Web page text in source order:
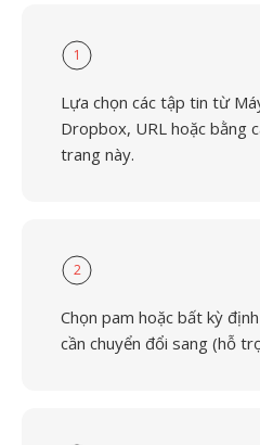
1
Lựa chọn các tập tin từ
Dropbox, URL hoặc bằng
trang này.
2
Chọn pam hoặc bất kỳ
cần chuyển đổi sang (hỗ